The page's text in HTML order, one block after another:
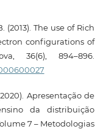
(2013). The use of Rich
configurations of
36(6), 894–896.
Apresentação de
da distribuição
7 – Metodologias